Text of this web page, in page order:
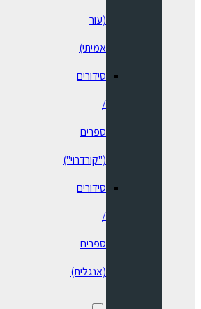
(עור
אמיתי)
סידורים
/
ספרים
("קורדרוי")
סידורים
/
ספרים
(אנגלית)